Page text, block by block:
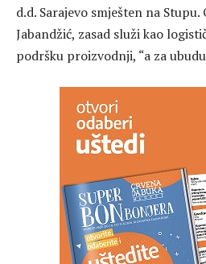
d.d. Sarajevo smješten na
Jabandžić, zasad služi kao
podršku proizvodnji, “a za